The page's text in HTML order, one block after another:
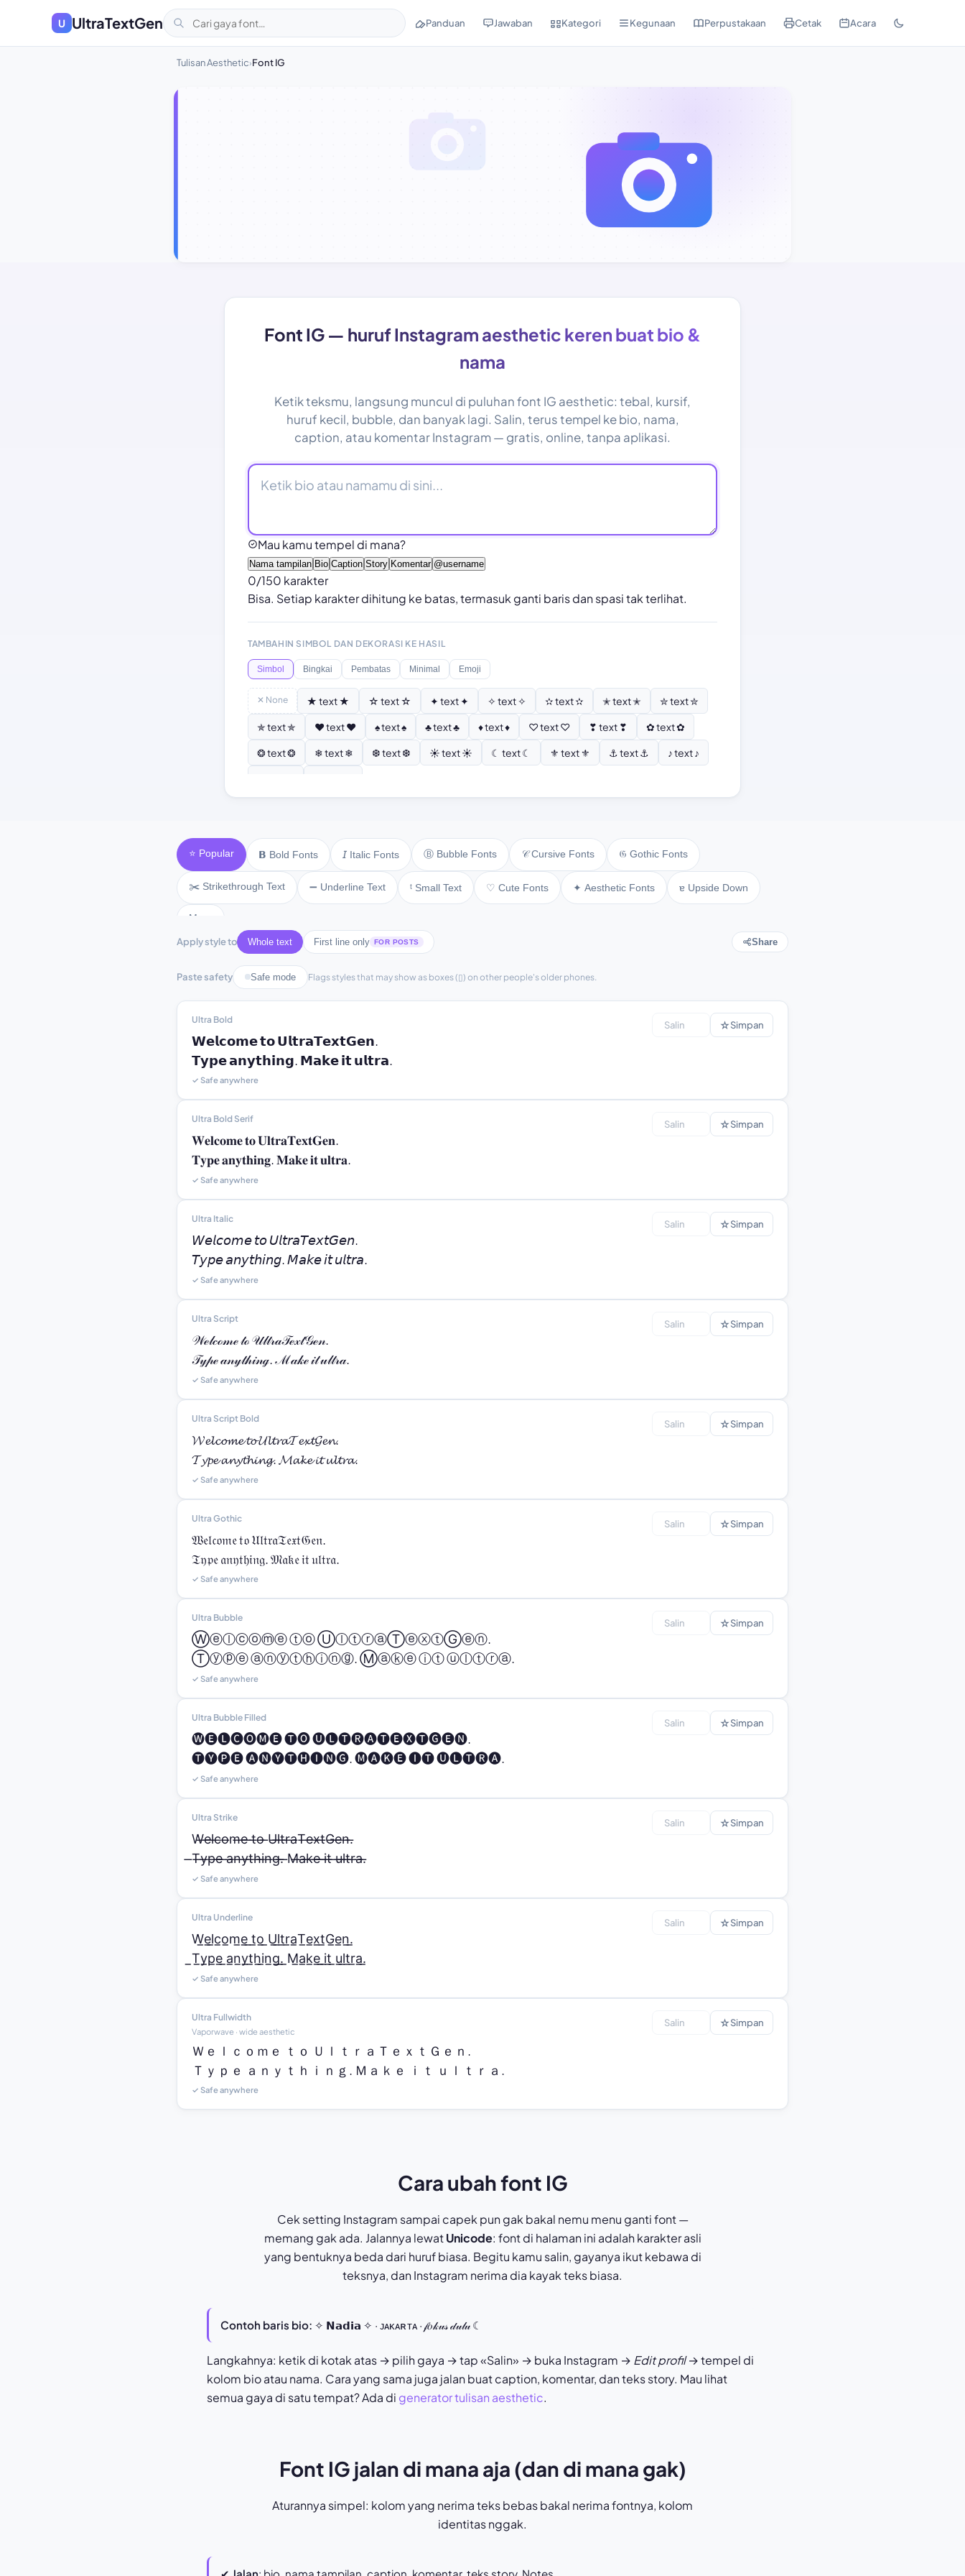
U UltraTextGen Panduan Jawaban Kategori Kegunaan Perpustakaan Cetak Acara
Tulisan Aesthetic›Font IG
Font IG — huruf Instagram aesthetic keren buat bio &
nama
Ketik teksmu, langsung muncul di puluhan font IG aesthetic: tebal, kursif,
huruf kecil, bubble, dan banyak lagi. Salin, terus tempel ke bio, nama,
caption, atau komentar Instagram — gratis, online, tanpa aplikasi.
Mau kamu tempel di mana?
Nama tampilan Bio Caption Story Komentar @username
0/150 karakter
Bisa. Setiap karakter dihitung ke batas, termasuk ganti baris dan spasi tak terlihat.
TAMBAHIN SIMBOL DAN DEKORASI KE HASIL
Simbol Bingkai Pembatas Minimal Emoji
✕ None ★ text ★ ☆ text ☆ ✦ text ✦ ✧ text ✧ ✫ text ✫ ✭ text ✭
✮ text ✮
✯ text ✯
♥ text ♥ ♠ text ♠ ♣ text ♣ ♦ text ♦ ♡ text ♡ ❣ text ❣
✿ text ✿
❂ text ❂
❄ text ❄ ❆ text ❆ ☀ text ☀ ☾ text ☾ ⚜ text ⚜ ⚓ text ⚓
♪ text ♪
⭐ Popular 𝗕 Bold Fonts 𝘐 Italic Fonts Ⓑ Bubble Fonts 𝒞 Cursive Fonts 𝔊 Gothic Fonts
✂️ Strikethrough Text ➖ Underline Text ᵗ Small Text ♡ Cute Fonts ✦ Aesthetic Fonts ɐ Upside Down
More
Apply style to Whole text First line only FOR POSTS Share
Paste safety Safe mode Flags styles that may show as boxes (▯) on other people's older phones.
Ultra Bold
𝗪𝗲𝗹𝗰𝗼𝗺𝗲 𝘁𝗼 𝗨𝗹𝘁𝗿𝗮𝗧𝗲𝘅𝘁𝗚𝗲𝗻.
𝗧𝘆𝗽𝗲 𝗮𝗻𝘆𝘁𝗵𝗶𝗻𝗴. 𝗠𝗮𝗸𝗲 𝗶𝘁 𝘂𝗹𝘁𝗿𝗮.
✓ Safe anywhere
Salin ☆Simpan
Ultra Bold Serif
𝐖𝐞𝐥𝐜𝐨𝐦𝐞 𝐭𝐨 𝐔𝐥𝐭𝐫𝐚𝐓𝐞𝐱𝐭𝐆𝐞𝐧.
𝐓𝐲𝐩𝐞 𝐚𝐧𝐲𝐭𝐡𝐢𝐧𝐠. 𝐌𝐚𝐤𝐞 𝐢𝐭 𝐮𝐥𝐭𝐫𝐚.
✓ Safe anywhere
Salin ☆Simpan
Ultra Italic
𝘞𝘦𝘭𝘤𝘰𝘮𝘦 𝘵𝘰 𝘜𝘭𝘵𝘳𝘢𝘛𝘦𝘹𝘵𝘎𝘦𝘯.
𝘛𝘺𝘱𝘦 𝘢𝘯𝘺𝘵𝘩𝘪𝘯𝘨. 𝘔𝘢𝘬𝘦 𝘪𝘵 𝘶𝘭𝘵𝘳𝘢.
✓ Safe anywhere
Salin ☆Simpan
Ultra Script
𝒲ℯ𝓁𝒸ℴ𝓂ℯ 𝓉ℴ 𝒰𝓁𝓉𝓇𝒶𝒯ℯ𝓍𝓉𝒢ℯ𝓃.
𝒯𝓎𝓅ℯ 𝒶𝓃𝓎𝓉𝒽𝒾𝓃ℊ. ℳ𝒶𝓀ℯ 𝒾𝓉 𝓊𝓁𝓉𝓇𝒶.
✓ Safe anywhere
Salin ☆Simpan
Ultra Script Bold
𝓦𝓮𝓵𝓬𝓸𝓶𝓮 𝓽𝓸 𝓤𝓵𝓽𝓻𝓪𝓣𝓮𝔁𝓽𝓖𝓮𝓷.
𝓣𝔂𝓹𝓮 𝓪𝓷𝔂𝓽𝓱𝓲𝓷𝓰. 𝓜𝓪𝓴𝓮 𝓲𝓽 𝓾𝓵𝓽𝓻𝓪.
✓ Safe anywhere
Salin ☆Simpan
Ultra Gothic
𝔚𝔢𝔩𝔠𝔬𝔪𝔢 𝔱𝔬 𝔘𝔩𝔱𝔯𝔞𝔗𝔢𝔵𝔱𝔊𝔢𝔫.
𝔗𝔶𝔭𝔢 𝔞𝔫𝔶𝔱𝔥𝔦𝔫𝔤. 𝔐𝔞𝔨𝔢 𝔦𝔱 𝔲𝔩𝔱𝔯𝔞.
✓ Safe anywhere
Salin ☆Simpan
Ultra Bubble
Ⓦⓔⓛⓒⓞⓜⓔ ⓣⓞ ⓊⓛⓣⓡⓐⓉⓔⓧⓣⒼⓔⓝ.
Ⓣⓨⓟⓔ ⓐⓝⓨⓣⓗⓘⓝⓖ. Ⓜⓐⓚⓔ ⓘⓣ ⓤⓛⓣⓡⓐ.
✓ Safe anywhere
Salin ☆Simpan
Ultra Bubble Filled
🅦🅔🅛🅒🅞🅜🅔 🅣🅞 🅤🅛🅣🅡🅐🅣🅔🅧🅣🅖🅔🅝.
🅣🅨🅟🅔 🅐🅝🅨🅣🅗🅘🅝🅖. 🅜🅐🅚🅔 🅘🅣 🅤🅛🅣🅡🅐.
✓ Safe anywhere
Salin ☆Simpan
Ultra Strike
W̶e̶l̶c̶o̶m̶e̶ ̶t̶o̶ ̶U̶l̶t̶r̶a̶T̶e̶x̶t̶G̶e̶n̶.̶
̶T̶y̶p̶e̶ ̶a̶n̶y̶t̶h̶i̶n̶g̶.̶ ̶M̶a̶k̶e̶ ̶i̶t̶ ̶u̶l̶t̶r̶a̶.̶
✓ Safe anywhere
Salin ☆Simpan
Ultra Underline
W̲e̲l̲c̲o̲m̲e̲ ̲t̲o̲ ̲U̲l̲t̲r̲a̲T̲e̲x̲t̲G̲e̲n̲.̲
̲T̲y̲p̲e̲ ̲a̲n̲y̲t̲h̲i̲n̲g̲.̲ ̲M̲a̲k̲e̲ ̲i̲t̲ ̲u̲l̲t̲r̲a̲.̲
✓ Safe anywhere
Salin ☆Simpan
Ultra Fullwidth
Vaporwave · wide aesthetic
Ｗｅｌｃｏｍｅ ｔｏ ＵｌｔｒａＴｅｘｔＧｅｎ.
Ｔｙｐｅ ａｎｙｔｈｉｎｇ. Ｍａｋｅ ｉｔ ｕｌｔｒａ.
✓ Safe anywhere
Salin ☆Simpan
Cara ubah font IG
Cek setting Instagram sampai capek pun gak bakal nemu menu ganti font —
memang gak ada. Jalannya lewatUnicode: font di halaman ini adalah karakter asli
yang bentuknya beda dari huruf biasa. Begitu kamu salin, gayanya ikut kebawa di
teksnya, dan Instagram nerima dia kayak teks biasa.
Contoh baris bio: ✧ 𝗡𝗮𝗱𝗶𝗮 ✧ · ᴊᴀᴋᴀʀᴛᴀ · 𝒻𝑜𝓀𝓊𝓈 𝒹𝓊𝓁𝓊 ☾
Langkahnya: ketik di kotak atas → pilih gaya → tap «Salin» → buka Instagram → Edit profil→ tempel di
kolom bio atau nama. Cara yang sama juga jalan buat caption, komentar, dan teks story. Mau lihat
semua gaya di satu tempat? Ada di generator tulisan aesthetic.
Font IG jalan di mana aja (dan di mana gak)
Aturannya simpel: kolom yang nerima teks bebas bakal nerima fontnya, kolom
identitas nggak.